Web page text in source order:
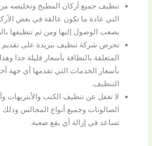
تنظيف جميع أركان المطبخ وتخليصه من
التي عادة ما تكون عالقة في بعض
يصعب الوصول إليها ومن ثم تنظيفها
تحرص شركة تنظيف ببريدة على تقديم
المتعلقة بالنظافة بأسعار قليلة جدا
بأسعار الخدمات التي تقدمها أي جهة
التنظيف.
لا نغفل عن تنظيف الكنب والأنتريهات
الصالونات وجميع أنواع المجالس وذلك
تساعد في إزالة أي بقع صعبة.